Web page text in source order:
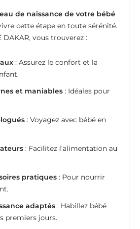
de naissance de votre bébé
cette étape en toute sérénité.
DAKAR, vous trouverez :
: Assurez le confort et la
et maniables: Idéales pour
: Voyagez avec bébé en
: Facilitez l’alimentation au
pratiques: Pour nourrir
adaptés: Habillez bébé
premiers jours.